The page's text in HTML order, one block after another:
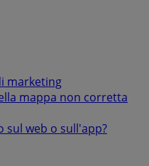
marketing
mappa non corretta
sul web o sull'app?